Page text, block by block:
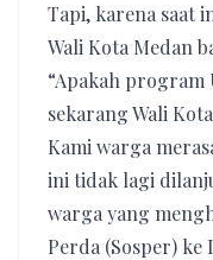
Tapi, karena saat
Wali Kota Medan
“Apakah
sekarang Wali
Kami warga
ini tidak lagi
warga yang
Perda (Sosper)